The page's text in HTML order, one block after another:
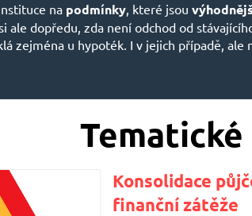
na podmínky, které jsou
dopředu, zda není odchod od
zejména u hypoték. I v jejich případě,
Konsolidace
finanční zátěže